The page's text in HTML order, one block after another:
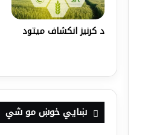
د کرنيز انکشاف ميتود
ښايي خوښ مو شي